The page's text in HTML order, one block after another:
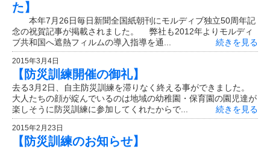
た】
本年7月26日毎日新聞全国紙朝刊にモルディブ独立50周年記
念の祝賀記事が掲載されました。 弊社も2012年よりモルディ
ブ共和国へ遮熱フィルムの導入指導を通...
続きを見る
2015年3月4日
【防災訓練開催の御礼】
去る3月2日、自主防災訓練を滞りなく終える事ができました。
大人たちの顔が綻んでいるのは地域の幼稚園・保育園の園児達が
楽しそうに防災訓練に参加してくれたからで...
続きを見る
2015年2月23日
【防災訓練のお知らせ】